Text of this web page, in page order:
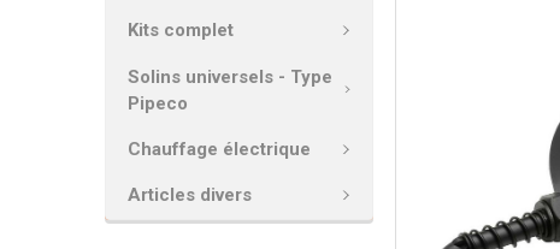
Kits complet
Solins universels - Type
Pipeco
Chauffage électrique
Articles divers
AU PANIER